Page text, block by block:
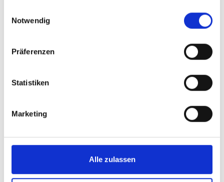
Notwendig
Präferenzen
Statistiken
Marketing
Alle zulassen
klassischen Touristenpfade entsteht. Der Wald um
den Graukogel bietet die ideale Gelegenheit zur
. Die Bergstaion
Graukogel ist der
perfekte Wanderstartpunktfür
Zügen zu genießen. Wusstest du, dass das
entspringt?
Schlemmen in den
Berghütten am Graukogel